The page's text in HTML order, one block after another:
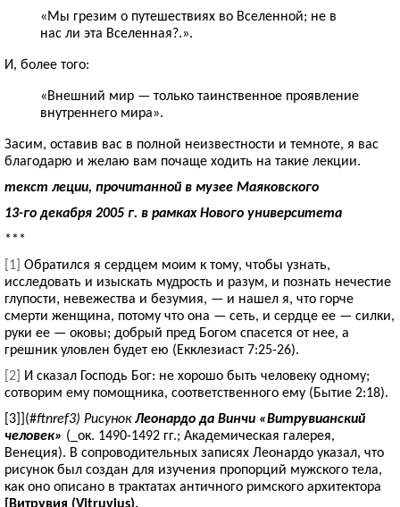
«Мы грезим о путешествиях во Вселенной; не в
нас ли эта Вселенная?.».
И, более того:
«Внешний мир — только таинственное проявление
внутреннего мира».
Засим, оставив вас в полной неизвестности и темноте, я вас
благодарю и желаю вам почаще ходить на такие лекции.
текст леции, прочитанной в музее Маяковского
13-го декабря 2005 г. в рамках Нового университета
***
[1] Обратился я сердцем моим к тому, чтобы узнать,
исследовать и изыскать мудрость и разум, и познать нечестие
глупости, невежества и безумия, — и нашел я, что горче
смерти женщина, потому что она — сеть, и сердце ее — силки,
руки ее — оковы; добрый пред Богом спасется от нее, а
грешник уловлен будет ею (Екклезиаст 7:25-26).
[2] И сказал Господь Бог: не хорошо быть человеку одному;
сотворим ему помощника, соответственного ему (Бытие 2:18).
[3]](#ftnref3) РисунокЛеонардо да Винчи «Витрувианский
человек» (_ок. 1490-1492 гг.; Академическая галерея,
Венеция). В сопроводительных записях Леонардо указал, что
рисунок был создан для изучения пропорций мужского тела,
как оно описано в трактатах античного римского архитектора
[Витрувия (Vitruvius).